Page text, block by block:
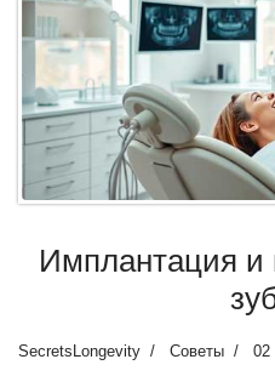
Имплантация и
SecretsLongevity Советы 02